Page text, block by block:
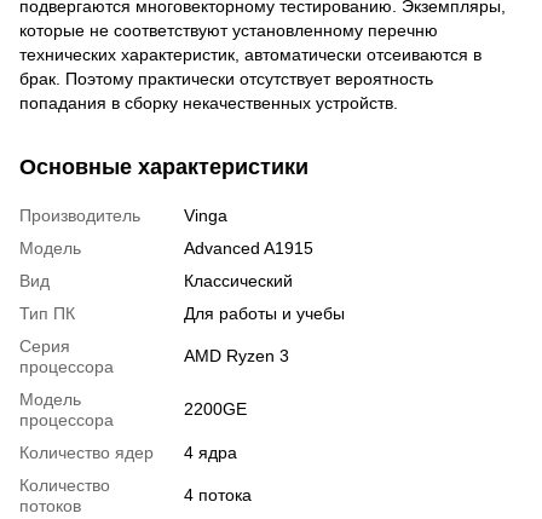
подвергаются многовекторному тестированию. Экземпляры,
которые не соответствуют установленному перечню
технических характеристик, автоматически отсеиваются в
брак. Поэтому практически отсутствует вероятность
попадания в сборку некачественных устройств.
Основные характеристики
Производитель
Vinga
Модель
Advanced A1915
Вид
Классический
Тип ПК
Для работы и учебы
Серия
процессора
AMD Ryzen 3
Модель
процессора
2200GE
Количество ядер
4 ядра
Количество
потоков
4 потока